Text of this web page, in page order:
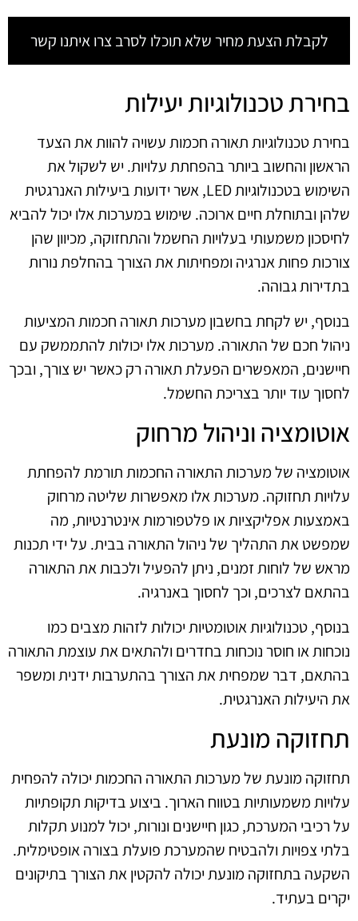
לקבלת הצעת מחיר שלא תוכלו לסרב צרו איתנו קשר
בחירת טכנולוגיות יעילות
בחירת טכנולוגיות תאורה חכמות עשויה להוות את הצעד
הראשון והחשוב ביותר בהפחתת עלויות. יש לשקול את
השימוש בטכנולוגיות LED, אשר ידועות ביעילות האנרגטית
שלהן ובתוחלת חיים ארוכה. שימוש במערכות אלו יכול להביא
לחיסכון משמעותי בעלויות החשמל והתחזוקה, מכיוון שהן
צורכות פחות אנרגיה ומפחיתות את הצורך בהחלפת נורות
בתדירות גבוהה.
בנוסף, יש לקחת בחשבון מערכות תאורה חכמות המציעות
ניהול חכם של התאורה. מערכות אלו יכולות להתממשק עם
חיישנים, המאפשרים הפעלת תאורה רק כאשר יש צורך, ובכך
לחסוך עוד יותר בצריכת החשמל.
אוטומציה וניהול מרחוק
אוטומציה של מערכות התאורה החכמות תורמת להפחתת
עלויות תחזוקה. מערכות אלו מאפשרות שליטה מרחוק
באמצעות אפליקציות או פלטפורמות אינטרנטיות, מה
שמפשט את התהליך של ניהול התאורה בבית. על ידי תכנות
מראש של לוחות זמנים, ניתן להפעיל ולכבות את התאורה
בהתאם לצרכים, וכך לחסוך באנרגיה.
בנוסף, טכנולוגיות אוטומטיות יכולות לזהות מצבים כמו
נוכחות או חוסר נוכחות בחדרים ולהתאים את עוצמת התאורה
בהתאם, דבר שמפחית את הצורך בהתערבות ידנית ומשפר
את היעילות האנרגטית.
תחזוקה מונעת
תחזוקה מונעת של מערכות התאורה החכמות יכולה להפחית
עלויות משמעותיות בטווח הארוך. ביצוע בדיקות תקופתיות
על רכיבי המערכת, כגון חיישנים ונורות, יכול למנוע תקלות
בלתי צפויות ולהבטיח שהמערכת פועלת בצורה אופטימלית.
השקעה בתחזוקה מונעת יכולה להקטין את הצורך בתיקונים
יקרים בעתיד.